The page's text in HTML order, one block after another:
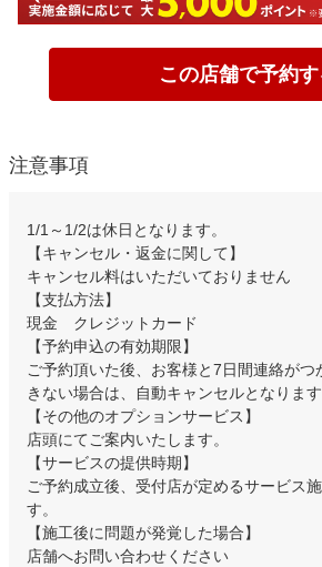
この店舗で予約す
注意事項
1/1～1/2は休日となります。
【キャンセル・返金に関して】
キャンセル料はいただいておりません
【支払方法】
現金 クレジットカード
【予約申込の有効期限】
ご予約頂いた後、お客様と7日間連絡が
きない場合は、自動キャンセルとなります
【その他のオプションサービス】
店頭にてご案内いたします。
【サービスの提供時期】
ご予約成立後、受付店が定めるサービス
す。
【施工後に問題が発覚した場合】
店舗へお問い合わせください